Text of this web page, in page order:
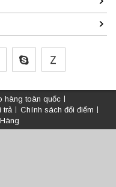
hàng toàn quốc
trả
Chính sách đổi điểm